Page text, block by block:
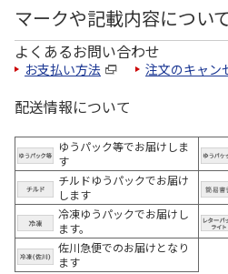
マークや記載内容につい
よくあるお問い合わせ
お支払い方法 注文のキャン
配送情報について
ゆうパック等でお届けしま
す
チルドゆうパックでお届け
します
冷凍ゆうパックでお届けし
ます。
佐川急便でのお届けとなり
ます